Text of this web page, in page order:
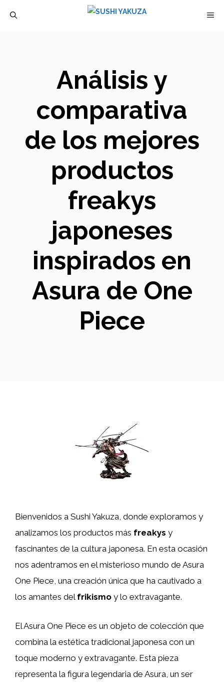
Análisis y
comparativa
de los mejores
productos
freakys
japoneses
inspirados en
Asura de One
Piece
Bienvenidos a Sushi Yakuza, donde exploramos y
analizamos los productos más freakys y
fascinantes de la cultura japonesa. En esta ocasión
nos adentramos en el misterioso mundo de Asura
One Piece, una creación única que ha cautivado a
los amantes del frikismo y lo extravagante.
El Asura One Piece es un objeto de colección que
combina la estética tradicional japonesa con un
toque moderno y extravagante. Esta pieza
representa la figura legendaria de Asura, un ser